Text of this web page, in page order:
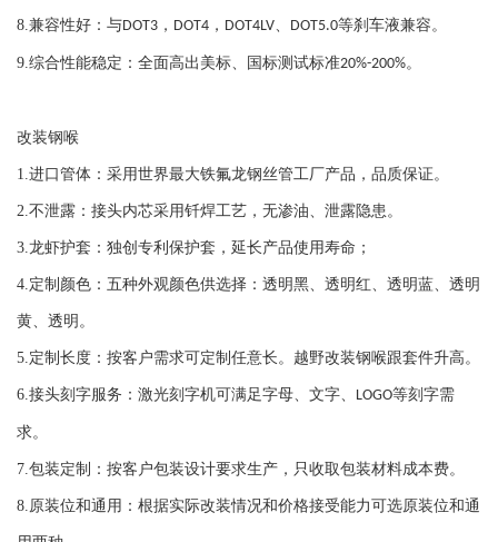
8.兼容性好：与DOT3 ， DOT4 ， DOT4LV、 DOT5.0等刹车液兼容。
9.综合性能稳定：全面高出美标、国标测试标准20%-200%。
改装钢喉
1.进口管体：采用世界最大铁氟龙钢丝管工厂产品，品质保证。
2.不泄露：接头内芯采用钎焊工艺，无渗油、泄露隐患。
3.龙虾护套：独创专利保护套，延长产品使用寿命；
4.定制颜色：五种外观颜色供选择：透明黑、透明红、透明蓝、透明
黄、透明。
5.定制长度：按客户需求可定制任意长。越野改装钢喉跟套件升高。
6.接头刻字服务：激光刻字机可满足字母、文字、 LOGO等刻字需
求。
7.包装定制：按客户包装设计要求生产，只收取包装材料成本费。
8.原装位和通用：根据实际改装情况和价格接受能力可选原装位和通